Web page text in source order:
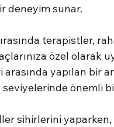
deneyim sunar.
terapistler,
özel olarak
yapılan bir
seviyelerinde önemli
sihirlerini